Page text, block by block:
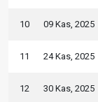
10 09 Kas, 2025
11 24 Kas, 2025
12 30 Kas, 2025